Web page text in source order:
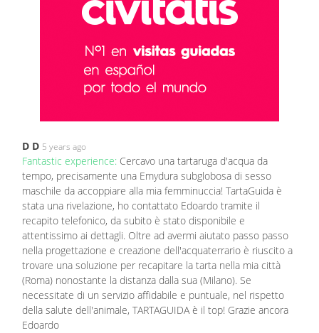
D D 5 years ago
Fantastic experience: Cercavo una tartaruga d'acqua da
tempo, precisamente una Emydura subglobosa di sesso
maschile da accoppiare alla mia femminuccia! TartaGuida è
stata una rivelazione, ho contattato Edoardo tramite il
recapito telefonico, da subito è stato disponibile e
attentissimo ai dettagli. Oltre ad avermi aiutato passo passo
nella progettazione e creazione dell'acquaterrario è riuscito a
trovare una soluzione per recapitare la tarta nella mia città
(Roma) nonostante la distanza dalla sua (Milano). Se
necessitate di un servizio affidabile e puntuale, nel rispetto
della salute dell'animale, TARTAGUIDA è il top! Grazie ancora
Edoardo